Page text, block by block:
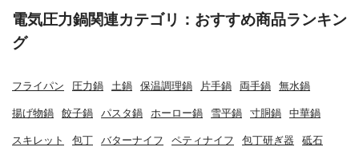
電気圧力鍋関連カテゴリ：おすすめ商品ランキン
グ
フライパン 圧力鍋 土鍋 保温調理鍋 片手鍋 両手鍋 無水鍋
揚げ物鍋 餃子鍋 パスタ鍋 ホーロー鍋 雪平鍋 寸胴鍋 中華鍋
スキレット 包丁 バターナイフ ペティナイフ 包丁研ぎ器 砥石